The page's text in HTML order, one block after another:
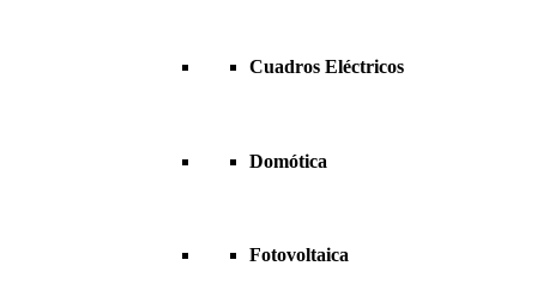
Cuadros Eléctricos
Domótica
Fotovoltaica